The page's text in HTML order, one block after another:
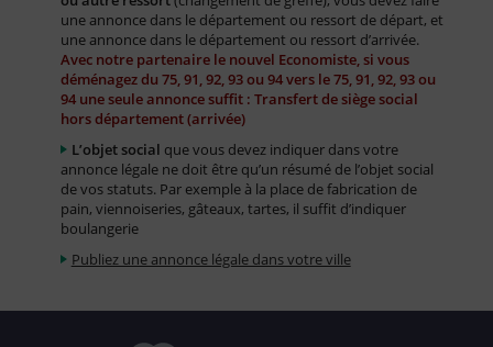
une annonce dans le département ou ressort de départ, et
une annonce dans le département ou ressort d’arrivée.
Avec notre partenaire le nouvel Economiste, si vous
déménagez du 75, 91, 92, 93 ou 94 vers le 75, 91, 92, 93 ou
94 une seule annonce suffit : Transfert de siège social
hors département (arrivée)
L’objet social que vous devez indiquer dans votre
annonce légale ne doit être qu’un résumé de l’objet social
de vos statuts. Par exemple à la place de fabrication de
pain, viennoiseries, gâteaux, tartes, il suffit d’indiquer
boulangerie
Publiez une annonce légale dans votre ville